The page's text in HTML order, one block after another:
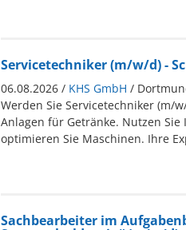
Servicetechniker (m/w/d) -
06.08.2026 / KHS GmbH /
Werden Sie Servicetechniker (m/
Anlagen für Getränke. Nutzen
optimieren Sie Maschinen. Ihre
Sachbearbeiter im